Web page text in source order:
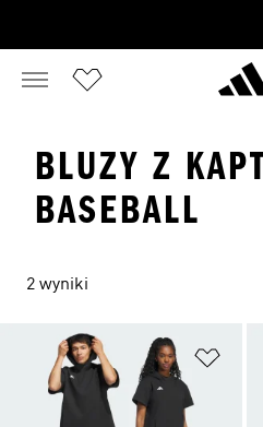
BLUZY Z
BASEBALL
2 wyniki